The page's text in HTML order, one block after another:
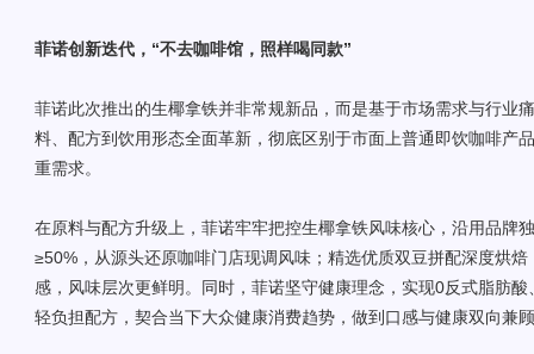
菲诺创新迭代，“不去咖啡馆，照样喝同款”
菲诺此次推出的生椰拿铁并非常规新品，而是基于市场需求与行业
料、配方到饮用形态全面革新，彻底区别于市面上普通即饮咖啡产
重需求。
在原料与配方升级上，菲诺牢牢把控生椰拿铁风味核心，沿用品牌
≥50%，从源头还原咖啡门店现调风味；精选优质双豆拼配深度烘
感，风味层次更鲜明。同时，菲诺坚守健康理念，实现0反式脂肪
轻负担配方，契合当下大众健康消费趋势，做到口感与健康双向兼